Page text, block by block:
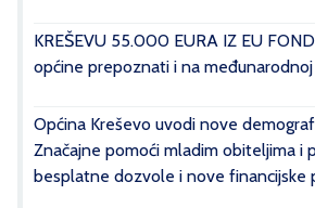
KREŠEVU 55.000 EURA IZ EU
općine prepoznati i na
Općina Kreševo uvodi nove
Značajne pomoći mladim obiteljima i
besplatne dozvole i nove financijske